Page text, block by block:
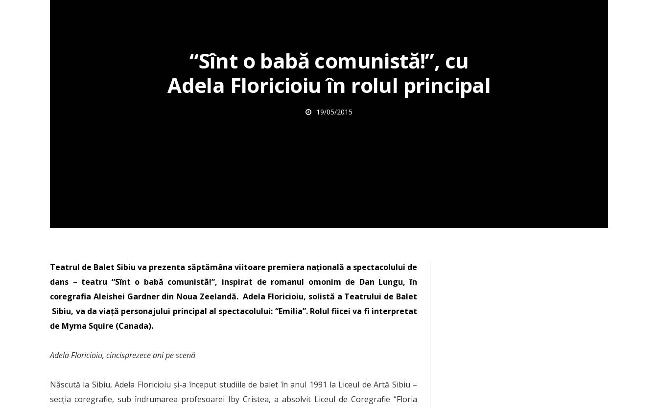
“Sînt o babă comunistă!”, cu
Adela Floricioiu în rolul principal
19/05/2015
Teatrul de Balet Sibiu va prezenta săptămâna viitoare premiera națională a spectacolului de
dans – teatru “Sînt o babă comunistă!”, inspirat de romanul omonim de Dan Lungu, în
coregrafia Aleishei Gardner din Noua Zeelandă. Adela Floricioiu, solistă a Teatrului de Balet
Sibiu, va da viață personajului principal al spectacolului: “Emilia”. Rolul fiicei va fi interpretat
de Myrna Squire (Canada).
Adela Floricioiu, cincisprezece ani pe scenă
Născută la Sibiu, Adela Floricioiu și-a început studiile de balet în anul 1991 la Liceul de Artă Sibiu –
secția coregrafie, sub îndrumarea profesoarei Iby Cristea, a absolvit Liceul de Coregrafie “Floria